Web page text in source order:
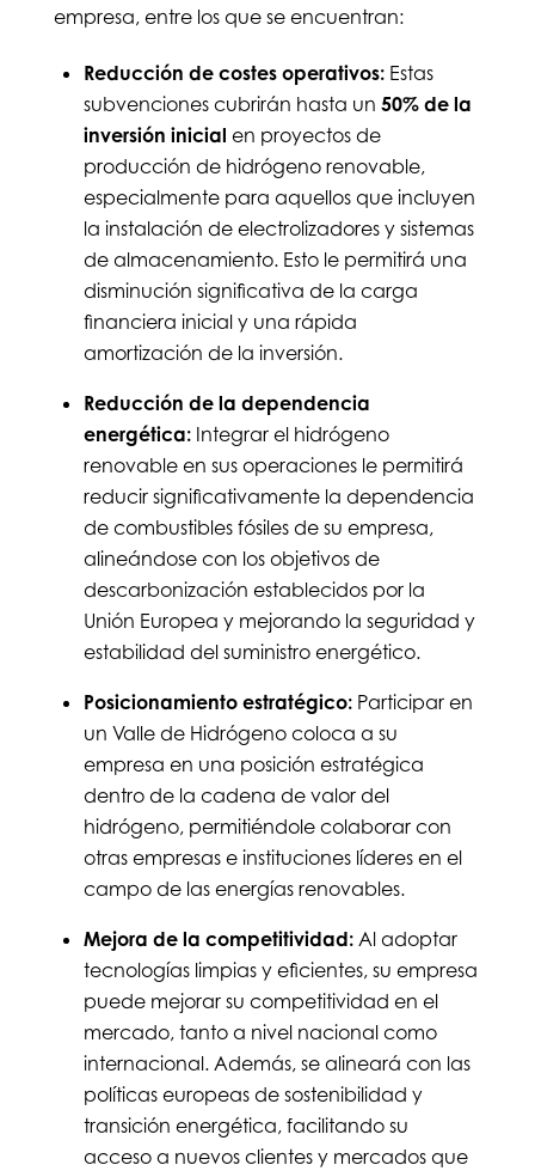
empresa, entre los que se encuentran:
Reducción de costes operativos: Estas
subvenciones cubrirán hasta un50% de la
inversión inicial en proyectos de
producción de hidrógeno renovable,
especialmente para aquellos que incluyen
la instalación de electrolizadores y sistemas
de almacenamiento. Esto le permitirá una
disminución significativa de la carga
financiera inicial y una rápida
amortización de la inversión.
Reducción de la dependencia
energética: Integrar el hidrógeno
renovable en sus operaciones le permitirá
reducir significativamente la dependencia
de combustibles fósiles de su empresa,
alineándose con los objetivos de
descarbonización establecidos por la
Unión Europea y mejorando la seguridad y
estabilidad del suministro energético.
Posicionamiento estratégico: Participar en
un Valle de Hidrógeno coloca a su
empresa en una posición estratégica
dentro de la cadena de valor del
hidrógeno, permitiéndole colaborar con
otras empresas e instituciones líderes en el
campo de las energías renovables.
Mejora de la competitividad: Al adoptar
tecnologías limpias y eficientes, su empresa
puede mejorar su competitividad en el
mercado, tanto a nivel nacional como
internacional. Además, se alineará con las
políticas europeas de sostenibilidad y
transición energética, facilitando su
acceso a nuevos clientes y mercados que